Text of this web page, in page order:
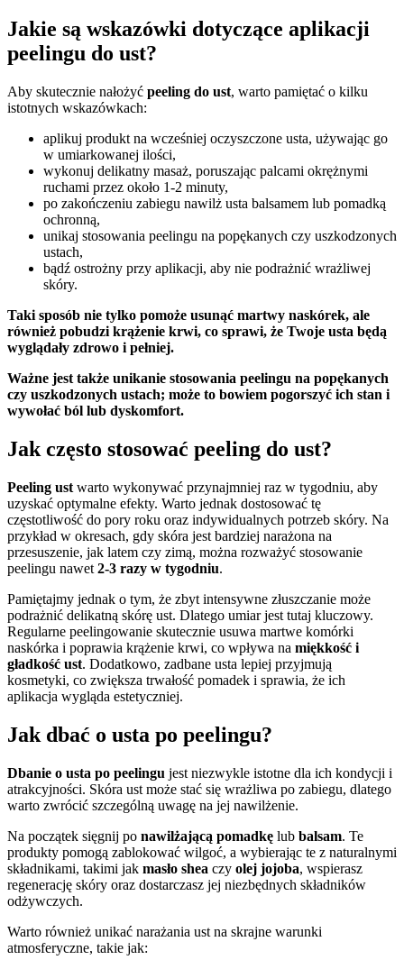
Jakie są wskazówki dotyczące aplikacji
peelingu do ust?
Aby skutecznie nałożyć peeling do ust, warto pamiętać o kilku
istotnych wskazówkach:
aplikuj produkt na wcześniej oczyszczone usta, używając go
w umiarkowanej ilości,
wykonuj delikatny masaż, poruszając palcami okrężnymi
ruchami przez około 1-2 minuty,
po zakończeniu zabiegu nawilż usta balsamem lub pomadką
ochronną,
unikaj stosowania peelingu na popękanych czy uszkodzonych
ustach,
bądź ostrożny przy aplikacji, aby nie podrażnić wrażliwej
skóry.
Taki sposób nie tylko pomoże usunąć martwy naskórek, ale
również pobudzi krążenie krwi, co sprawi, że Twoje usta będą
wyglądały zdrowo i pełniej.
Ważne jest także unikanie stosowania peelingu na popękanych
czy uszkodzonych ustach; może to bowiem pogorszyć ich stan i
wywołać ból lub dyskomfort.
Jak często stosować peeling do ust?
Peeling ust warto wykonywać przynajmniej raz w tygodniu, aby
uzyskać optymalne efekty. Warto jednak dostosować tę
częstotliwość do pory roku oraz indywidualnych potrzeb skóry. Na
przykład w okresach, gdy skóra jest bardziej narażona na
przesuszenie, jak latem czy zimą, można rozważyć stosowanie
peelingu nawet 2-3 razy w tygodniu.
Pamiętajmy jednak o tym, że zbyt intensywne złuszczanie może
podrażnić delikatną skórę ust. Dlatego umiar jest tutaj kluczowy.
Regularne peelingowanie skutecznie usuwa martwe komórki
naskórka i poprawia krążenie krwi, co wpływa na miękkość i
gładkość ust. Dodatkowo, zadbane usta lepiej przyjmują
kosmetyki, co zwiększa trwałość pomadek i sprawia, że ich
aplikacja wygląda estetyczniej.
Jak dbać o usta po peelingu?
Dbanie o usta po peelingu jest niezwykle istotne dla ich kondycji i
atrakcyjności. Skóra ust może stać się wrażliwa po zabiegu, dlatego
warto zwrócić szczególną uwagę na jej nawilżenie.
Na początek sięgnij po nawilżającą pomadkę lub balsam. Te
produkty pomogą zablokować wilgoć, a wybierając te z naturalnymi
składnikami, takimi jak masło shea czy olej jojoba, wspierasz
regenerację skóry oraz dostarczasz jej niezbędnych składników
odżywczych.
Warto również unikać narażania ust na skrajne warunki
atmosferyczne, takie jak: